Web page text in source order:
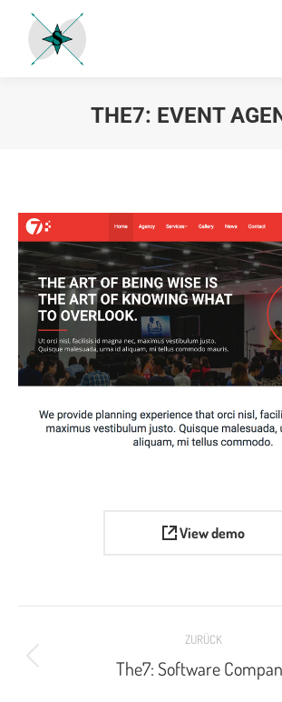
THE7: EVENT
View demo
navigation
ZURÜCK
Previous
The7: Software